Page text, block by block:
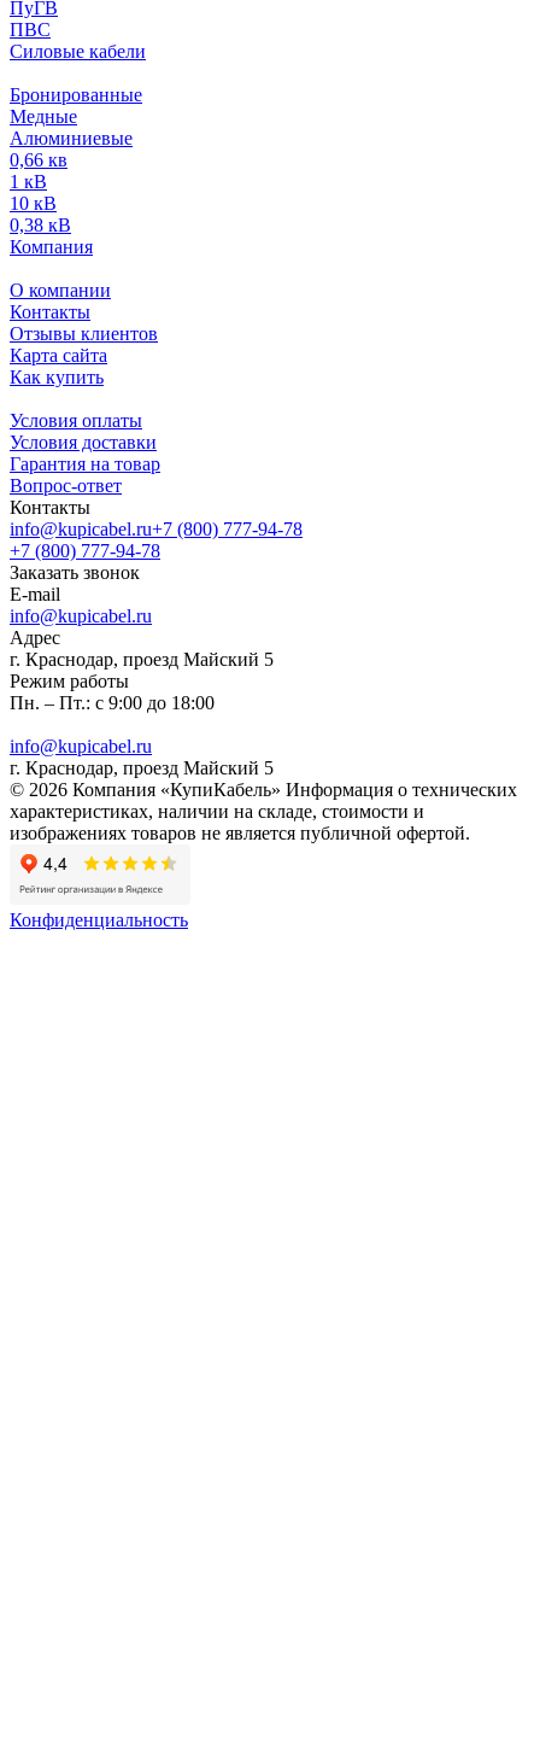
ПуГВ
ПВС
Силовые кабели
Бронированные
Медные
Алюминиевые
0,66 кв
1 кВ
10 кВ
0,38 кВ
Компания
О компании
Контакты
Отзывы клиентов
Карта сайта
Как купить
Условия оплаты
Условия доставки
Гарантия на товар
Вопрос-ответ
Контакты
info@kupicabel.ru+7 (800) 777-94-78
+7 (800) 777-94-78
Заказать звонок
E-mail
info@kupicabel.ru
Адрес
г. Краснодар, проезд Майский 5
Режим работы
Пн. – Пт.: с 9:00 до 18:00
info@kupicabel.ru
г. Краснодар, проезд Майский 5
© 2026 Компания «КупиКабель» Информация о технических
характеристиках, наличии на складе, стоимости и
изображениях товаров не является публичной офертой.
Конфиденциальность